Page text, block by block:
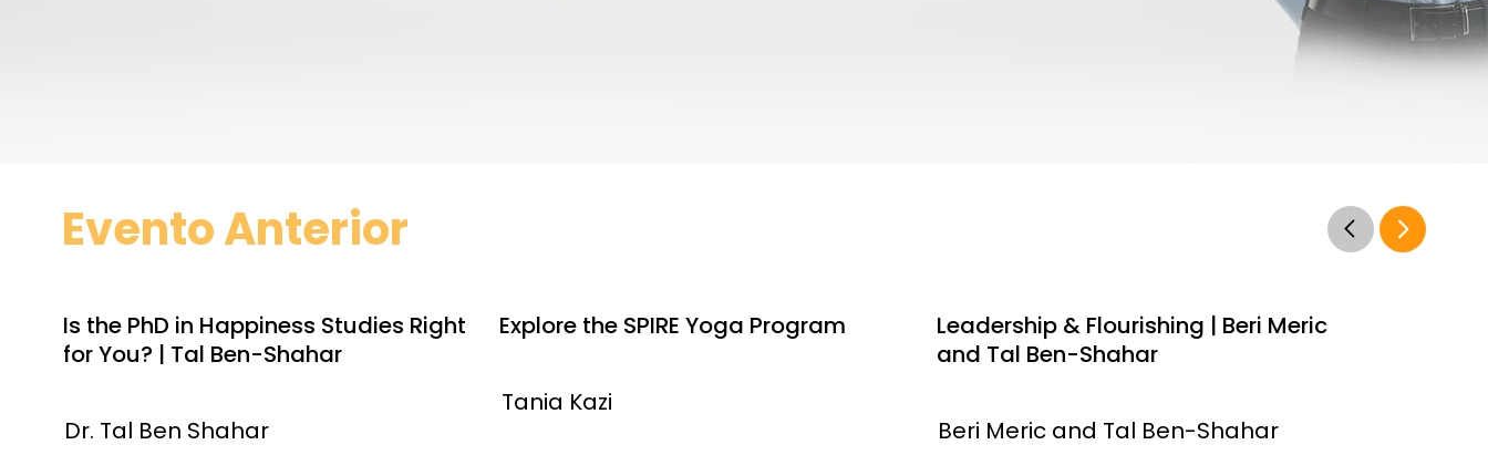
Evento Anterior
Is the PhD in Happiness Studies Right
for You? | Tal Ben-Shahar
Dr. Tal Ben Shahar
Explore the SPIRE Yoga Program
Tania Kazi
Leadership & Flourishing | Beri Meric
and Tal Ben-Shahar
Beri Meric and Tal Ben-Shahar